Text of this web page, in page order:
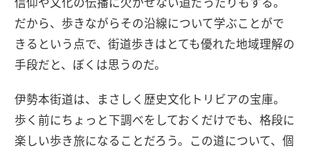
だから、歩きながらその沿線について学ぶことがで
きるという点で、街道歩きはとても優れた地域理解の
手段だと、ぼくは思うのだ。
伊勢本街道は、まさしく歴史文化トリビアの宝庫。
歩く前にちょっと下調べをしておくだけでも、格段に
楽しい歩き旅になることだろう。この道について、個